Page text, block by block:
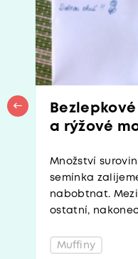
a rýžové
Množství
semínka
nabobtnat.
ostatní,
Muffiny